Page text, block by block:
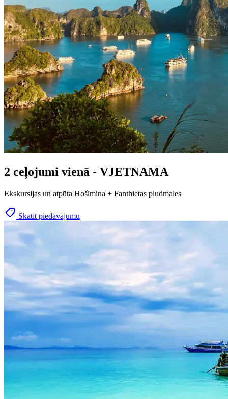
2 ceļojumi vienā - VJETNAMA
Ekskursijas un atpūta Hošimina + Fanthietas pludmales
Skatīt piedāvājumu